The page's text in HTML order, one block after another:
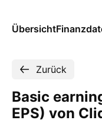
Übersicht
Zurück
Basic
EPS) von